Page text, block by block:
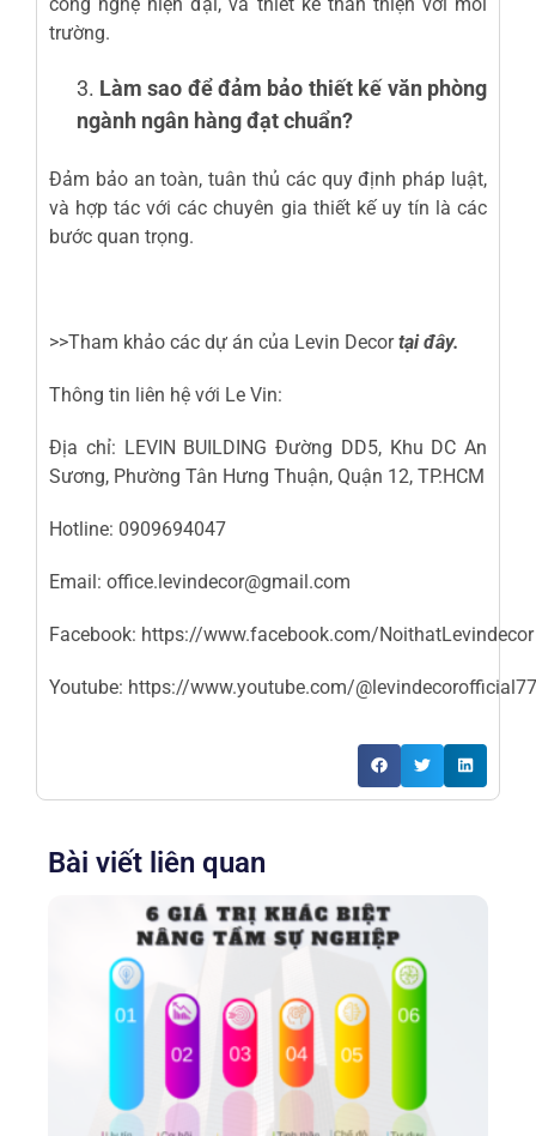
trường.
Làm sao để đảm bảo thiết kế văn phòng
ngành ngân hàng đạt chuẩn?
Đảm bảo an toàn, tuân thủ các quy định pháp luật,
và hợp tác với các chuyên gia thiết kế uy tín là các
bước quan trọng.
>>Tham khảo các dự án của Levin Decortại đây.
Thông tin liên hệ với Le Vin:
Địa chỉ: LEVIN BUILDING Đường DD5, Khu DC An
Sương, Phường Tân Hưng Thuận, Quận 12, TP.HCM
Hotline: 0909694047
Email: office.levindecor@gmail.com
Facebook: https://www.facebook.com/NoithatLevindecor
Youtube: https://www.youtube.com/
Bài viết liên quan